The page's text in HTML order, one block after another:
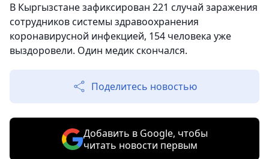
В Кыргызстане зафиксирован 221 случай заражения
сотрудников системы здравоохранения
коронавирусной инфекцией, 154 человека уже
выздоровели. Один медик скончался.
Поделитесь новостью
Добавить в Google, чтобы
читать новости первым